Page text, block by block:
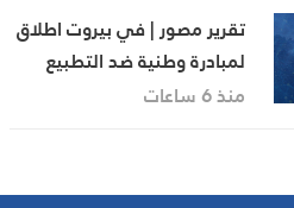
تقرير مصور | في بيروت اطلاق
لمبادرة وطنية ضد التطبيع
منذ 6 ساعات